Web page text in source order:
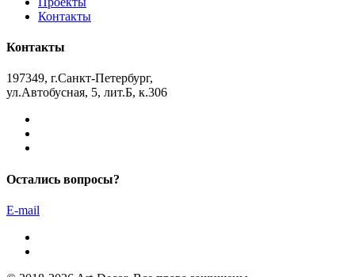
Контакты
Контакты
197349, г.Санкт-Петербург,
ул.Автобусная, 5, лит.Б, к.306
Остались вопросы?
E-mail